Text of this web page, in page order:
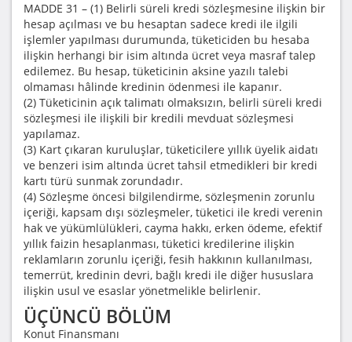
MADDE 31 – (1) Belirli süreli kredi sözleşmesine ilişkin bir
hesap açılması ve bu hesaptan sadece kredi ile ilgili
işlemler yapılması durumunda, tüketiciden bu hesaba
ilişkin herhangi bir isim altında ücret veya masraf talep
edilemez. Bu hesap, tüketicinin aksine yazılı talebi
olmaması hâlinde kredinin ödenmesi ile kapanır.
(2) Tüketicinin açık talimatı olmaksızın, belirli süreli kredi
sözleşmesi ile ilişkili bir kredili mevduat sözleşmesi
yapılamaz.
(3) Kart çıkaran kuruluşlar, tüketicilere yıllık üyelik aidatı
ve benzeri isim altında ücret tahsil etmedikleri bir kredi
kartı türü sunmak zorundadır.
(4) Sözleşme öncesi bilgilendirme, sözleşmenin zorunlu
içeriği, kapsam dışı sözleşmeler, tüketici ile kredi verenin
hak ve yükümlülükleri, cayma hakkı, erken ödeme, efektif
yıllık faizin hesaplanması, tüketici kredilerine ilişkin
reklamların zorunlu içeriği, fesih hakkının kullanılması,
temerrüt, kredinin devri, bağlı kredi ile diğer hususlara
ilişkin usul ve esaslar yönetmelikle belirlenir.
ÜÇÜNCÜ BÖLÜM
Konut Finansmanı